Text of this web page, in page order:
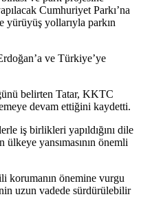
Cumhuriyet Parkı’na
yollarıyla parkın
ve Türkiye’ye
belirten Tatar, KKTC
devam ettiğini kaydetti.
iş birlikleri yapıldığını dile
yansımasının önemli
korumanın önemine vurgu
uzun vadede sürdürülebilir